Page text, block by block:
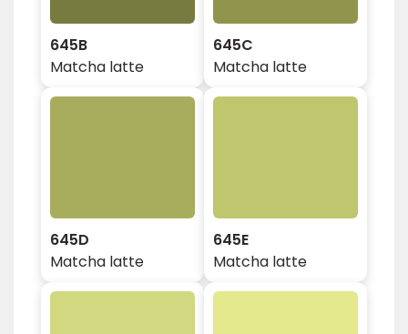
645B
Matcha latte
645C
Matcha latte
645D
Matcha latte
645E
Matcha latte